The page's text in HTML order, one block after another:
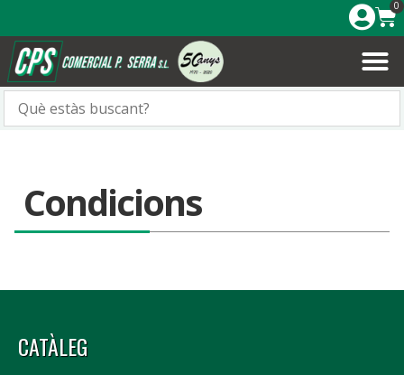
0
Condicions
CATÀLEG